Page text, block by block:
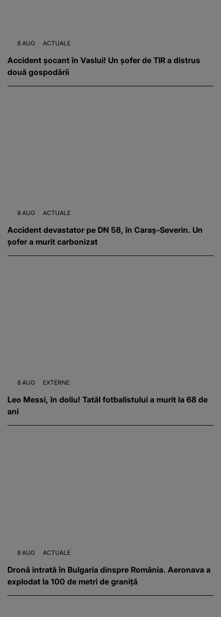
8 AUG ACTUALE
Accident șocant în Vaslui! Un șofer de TIR a distrus
două gospodării
8 AUG ACTUALE
Accident devastator pe DN 58, în Caraș-Severin. Un
șofer a murit carbonizat
8 AUG EXTERNE
Leo Messi, în doliu! Tatăl fotbalistului a murit la 68 de
ani
8 AUG ACTUALE
Dronă intrată în Bulgaria dinspre România. Aeronava a
explodat la 100 de metri de graniță